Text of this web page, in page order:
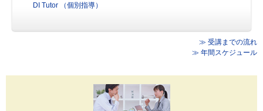
DI Tutor （個別指導）
≫ 受講までの流れ
≫ 年間スケジュール